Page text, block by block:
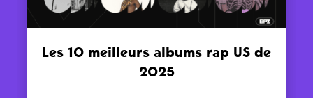
Les 10 meilleurs albums rap US de
2025